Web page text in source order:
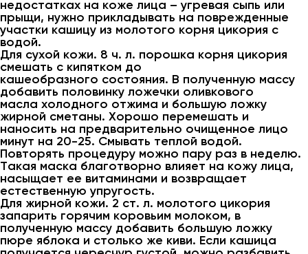
недостатках на коже лица – угревая сыпь или
прыщи, нужно прикладывать на поврежденные
участки кашицу из молотого корня цикория с
водой.
Для сухой кожи. 8 ч. л. порошка корня цикория
смешать с кипятком до
кашеобразного состояния. В полученную массу
добавить половинку ложечки оливкового
масла холодного отжима и большую ложку
жирной сметаны. Хорошо перемешать и
наносить на предварительно очищенное лицо
минут на 20-25. Смывать теплой водой.
Повторять процедуру можно пару раз в неделю.
Такая маска благотворно влияет на кожу лица,
насыщает ее витаминами и возвращает
естественную упругость.
Для жирной кожи. 2 ст. л. молотого цикория
запарить горячим коровьим молоком, в
полученную массу добавить большую ложку
пюре яблока и столько же киви. Если кашица